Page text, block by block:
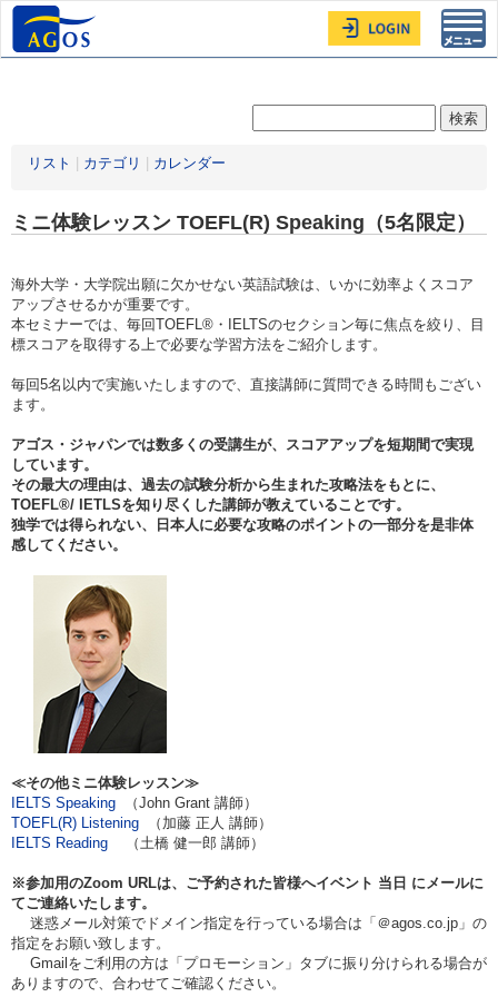
リスト カテゴリ カレンダー
ミニ体験レッスン TOEFL(R) Speaking（5名限定）
海外大学・大学院出願に欠かせない英語試験は、いかに効率よくスコア
アップさせるかが重要です。
本セミナーでは、毎回TOEFL®・IELTSのセクション毎に焦点を絞り、目
標スコアを取得する上で必要な学習方法をご紹介します。
毎回5名以内で実施いたしますので、直接講師に質問できる時間もござい
ます。
アゴス・ジャパンでは数多くの受講生が、スコアアップを短期間で実現
しています。
その最大の理由は、過去の試験分析から生まれた攻略法をもとに、
TOEFL®/ IETLSを知り尽くした講師が教えていることです。
独学では得られない、日本人に必要な攻略のポイントの一部分を是非体
感してください。
≪その他ミニ体験レッスン≫
IELTS Speaking （John Grant 講師）
TOEFL(R) Listening （加藤 正人 講師）
IELTS Reading （土橋 健一郎 講師）
※参加用のZoom URLは、ご予約された皆様へイベント 当日 にメールに
てご連絡いたします。
迷惑メール対策でドメイン指定を行っている場合は「＠agos.co.jp」の
指定をお願い致します。
Gmailをご利用の方は「プロモーション」タブに振り分けられる場合が
ありますので、合わせてご確認ください。